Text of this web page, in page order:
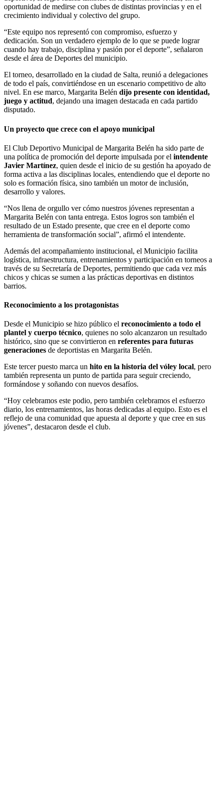
oportunidad de medirse con clubes de distintas provincias y en el
crecimiento individual y colectivo del grupo.
“Este equipo nos representó con compromiso, esfuerzo y
dedicación. Son un verdadero ejemplo de lo que se puede lograr
cuando hay trabajo, disciplina y pasión por el deporte”, señalaron
desde el área de Deportes del municipio.
El torneo, desarrollado en la ciudad de Salta, reunió a delegaciones
de todo el país, convirtiéndose en un escenario competitivo de alto
nivel. En ese marco, Margarita Belén dijo presente con identidad,
juego y actitud, dejando una imagen destacada en cada partido
disputado.
Un proyecto que crece con el apoyo municipal
El Club Deportivo Municipal de Margarita Belén ha sido parte de
una política de promoción del deporte impulsada por el intendente
Javier Martínez, quien desde el inicio de su gestión ha apoyado de
forma activa a las disciplinas locales, entendiendo que el deporte no
solo es formación física, sino también un motor de inclusión,
desarrollo y valores.
“Nos llena de orgullo ver cómo nuestros jóvenes representan a
Margarita Belén con tanta entrega. Estos logros son también el
resultado de un Estado presente, que cree en el deporte como
herramienta de transformación social”, afirmó el intendente.
Además del acompañamiento institucional, el Municipio facilita
logística, infraestructura, entrenamientos y participación en torneos a
través de su Secretaría de Deportes, permitiendo que cada vez más
chicos y chicas se sumen a las prácticas deportivas en distintos
barrios.
Reconocimiento a los protagonistas
Desde el Municipio se hizo público el reconocimiento a todo el
plantel y cuerpo técnico, quienes no solo alcanzaron un resultado
histórico, sino que se convirtieron en referentes para futuras
generaciones de deportistas en Margarita Belén.
Este tercer puesto marca un hito en la historia del vóley local, pero
también representa un punto de partida para seguir creciendo,
formándose y soñando con nuevos desafíos.
“Hoy celebramos este podio, pero también celebramos el esfuerzo
diario, los entrenamientos, las horas dedicadas al equipo. Esto es el
reflejo de una comunidad que apuesta al deporte y que cree en sus
jóvenes”, destacaron desde el club.